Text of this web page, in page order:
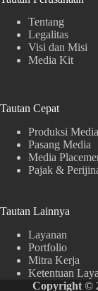
Tentang
Legalitas
Visi dan Misi
Media Kit
Tautan Cepat
Produksi Media
Pasang Media
Media
Pajak &
Tautan Lainnya
Layanan
Portfolio
Mitra Kerja
Ketentuan
Copyright ©